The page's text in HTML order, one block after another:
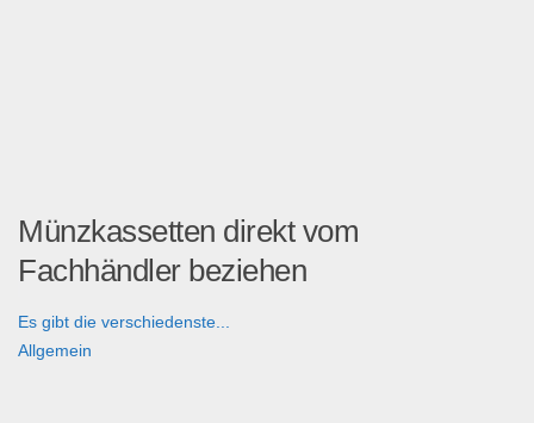
Münzkassetten direkt vom
Fachhändler beziehen
Es gibt die verschiedenste...
Allgemein